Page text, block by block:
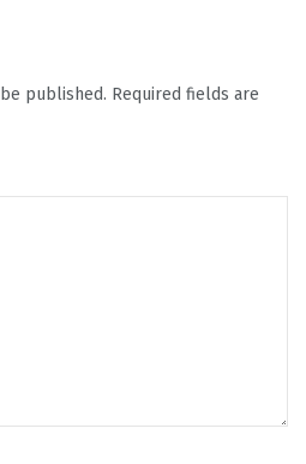
published. Required fields are